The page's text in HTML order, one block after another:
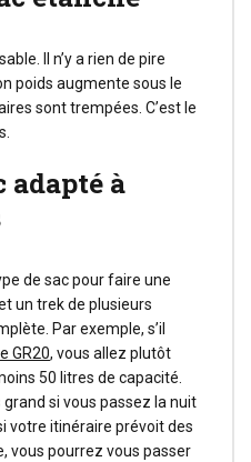
Il n’y a rien de pire
poids augmente sous le
sont trempées. C’est le
adapté à
de sac pour faire une
un trek de plusieurs
Par exemple, s’il
GR20, vous allez plutôt
50 litres de capacité.
si vous passez la nuit
votre itinéraire prévoit des
vous pourrez vous passer